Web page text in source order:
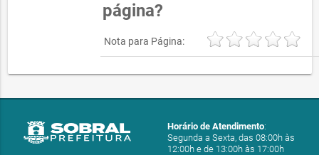
página?
Nota para Página:
Horário de Atendimento:
Segunda a Sexta, das 08:00h às
12:00h e de 13:00h às 17:00h